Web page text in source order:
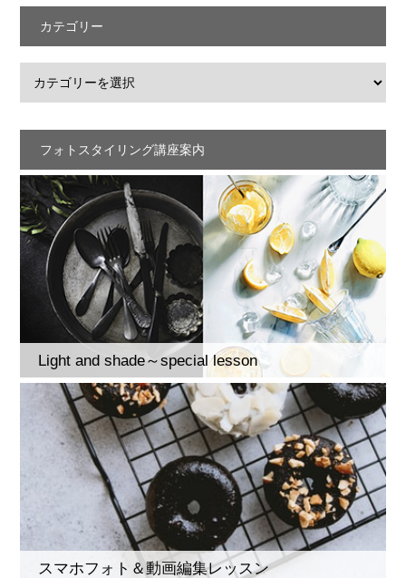
カテゴリー
フォトスタイリング講座案内
Light and shade～special lesson
スマホフォト＆動画編集レッスン